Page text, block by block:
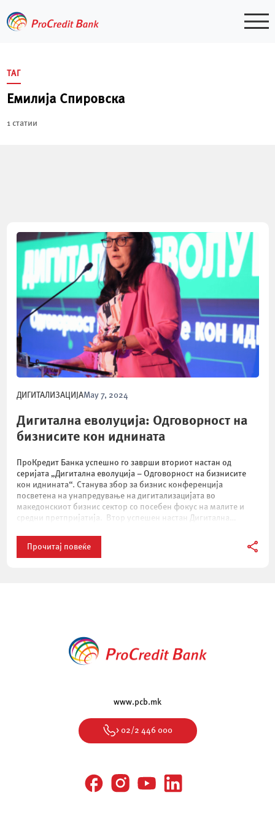
to
content
ТАГ
Емилија Спировска
1 статии
ДИГИТАЛИЗАЦИЈАMay 7, 2024
Дигитална еволуција: Одговорност на
бизнисите кон иднината
ПроКредит Банка успешно го заврши вториот настан од
серијата „Дигитална еволуција – Одговорност на бизнисите
кон иднината“. Станува збор за бизнис конференција
посветена на унапредување на дигитализацијата во
македонскиот бизнис сектор со посебен фокус на малите и
средни претпријатија. Втор успешен настан Дигитална
Прочитај повеќе
www.pcb.mk
> 02/2 446 000